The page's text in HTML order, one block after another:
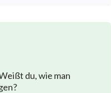
du, wie man